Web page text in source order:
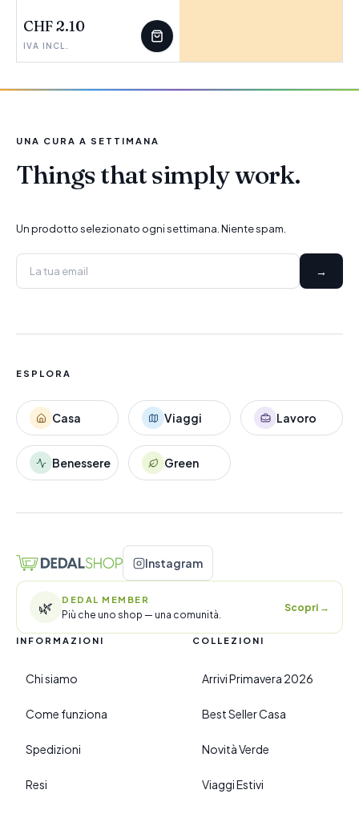
CHF 2.10
IVA INCL.
UNA CURA A SETTIMANA
Things that simply work.
Un prodotto selezionato ogni settimana. Niente spam.
→
ESPLORA
Casa Viaggi Lavoro
Benessere Green
Instagram
🌿 DEDAL MEMBER
Più che uno shop — una comunità.
Scopri →
INFORMAZIONI
Chi siamo
Come funziona
Spedizioni
Resi
COLLEZIONI
Arrivi Primavera 2026
Best Seller Casa
Novità Verde
Viaggi Estivi